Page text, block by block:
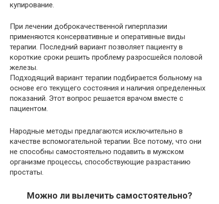
купирование.
При лечении доброкачественной гиперплазии
применяются консервативные и оперативные виды
терапии. Последний вариант позволяет пациенту в
короткие сроки решить проблему разросшейся половой
железы.
Подходящий вариант терапии подбирается больному на
основе его текущего состояния и наличия определенных
показаний. Этот вопрос решается врачом вместе с
пациентом.
Народные методы предлагаются исключительно в
качестве вспомогательной терапии. Все потому, что они
не способны самостоятельно подавить в мужском
организме процессы, способствующие разрастанию
простаты.
Можно ли вылечить самостоятельно?